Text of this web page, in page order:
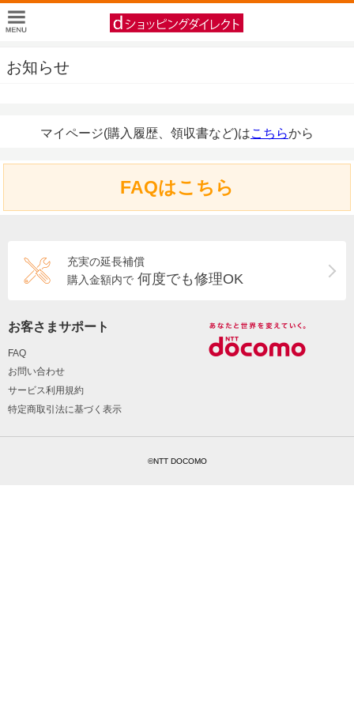
お知らせ
マイページ(購入履歴、領収書など)はこちらから
FAQはこちら
充実の延長補償
購入金額内で 何度でも修理OK
お客さまサポート
FAQ
お問い合わせ
サービス利用規約
特定商取引法に基づく表示
©NTT DOCOMO